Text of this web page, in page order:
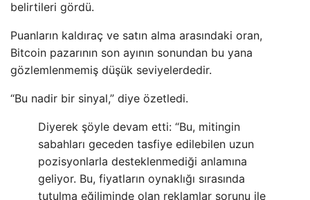
belirtileri gördü.
Puanların kaldıraç ve satın alma arasındaki oran,
Bitcoin pazarının son ayının sonundan bu yana
gözlemlenmemiş düşük seviyelerdedir.
“Bu nadir bir sinyal,” diye özetledi.
Diyerek şöyle devam etti: “Bu, mitingin
sabahları geceden tasfiye edilebilen uzun
pozisyonlarla desteklenmediği anlamına
geliyor. Bu, fiyatların oynaklığı sırasında
tutulma eğiliminde olan reklamlar sorunu ile